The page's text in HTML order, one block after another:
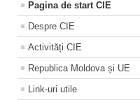
Pagina de start CIE
Despre CIE
Activități CIE
Republica Moldova și UE
Link-uri utile